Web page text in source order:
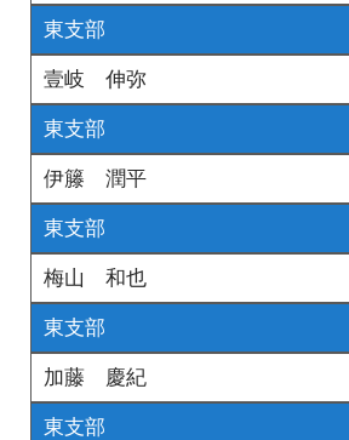
東支部
壹岐 伸弥
東支部
伊籐 潤平
東支部
梅山 和也
東支部
加藤 慶紀
東支部